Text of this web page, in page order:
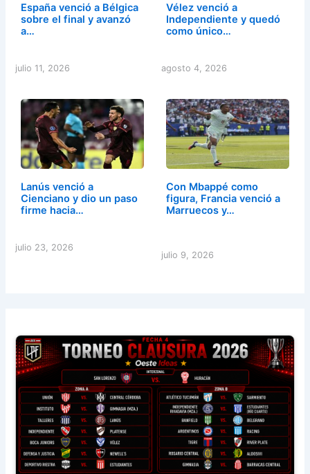
España venció a Bélgica
sobre el final y avanzó
a…
julio 11, 2026
Vélez venció a
Independiente y quedó
como único…
agosto 4, 2026
Lanús venció a
Cienciano y dio un paso
firme hacia…
julio 23, 2026
Con Mbappé como
figura, Francia venció a
Marruecos y…
julio 9, 2026